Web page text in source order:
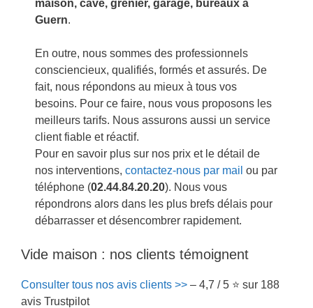
maison, cave, grenier, garage, bureaux à
Guern.
En outre, nous sommes des professionnels
consciencieux, qualifiés, formés et assurés. De
fait, nous répondons au mieux à tous vos
besoins. Pour ce faire, nous vous proposons les
meilleurs tarifs. Nous assurons aussi un service
client fiable et réactif.
Pour en savoir plus sur nos prix et le détail de
nos interventions, contactez-nous par mail ou par
téléphone (02.44.84.20.20). Nous vous
répondrons alors dans les plus brefs délais pour
débarrasser et désencombrer rapidement.
Vide maison : nos clients témoignent
Consulter tous nos avis clients >> – 4,7 / 5 ⭐ sur 188
avis Trustpilot